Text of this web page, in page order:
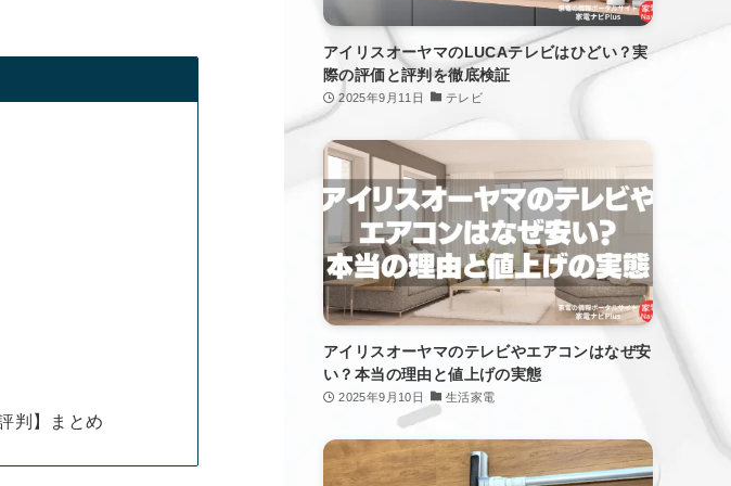
判】まとめ
アイリスオーヤマのLUCAテレビはひどい？実
際の評価と評判を徹底検証
2025年9月11日 テレビ
アイリスオーヤマのテレビやエアコンはなぜ安
い？本当の理由と値上げの実態
2025年9月10日 生活家電